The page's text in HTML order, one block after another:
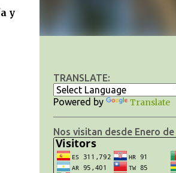
y
TRANSLATE:
Powered by Translate
Nos visitan desde Enero de